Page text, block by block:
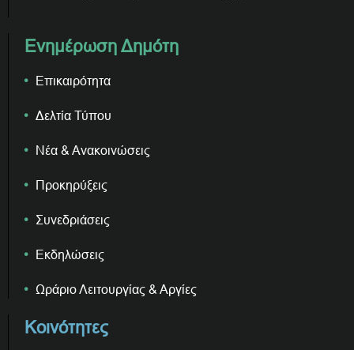
Ενημέρωση Δημότη
Επικαιρότητα
Δελτία Τύπου
Νέα & Ανακοινώσεις
Προκηρύξεις
Συνεδριάσεις
Εκδηλώσεις
Ωράριο Λειτουργίας & Αργίες
Κοινότητες